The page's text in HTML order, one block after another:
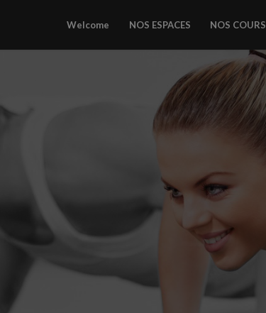
Welcome NOS ESPACES NOS COURS